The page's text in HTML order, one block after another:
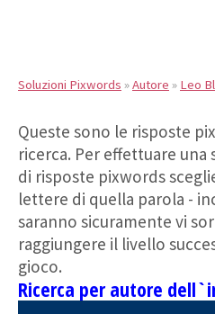
Soluzioni Pixwords »Autore » Leo
Queste sono le risposte
ricerca. Per effettuare una
di risposte pixwords
lettere di quella parola -
saranno sicuramente vi
raggiungere il livello
gioco.
Ricerca per autore